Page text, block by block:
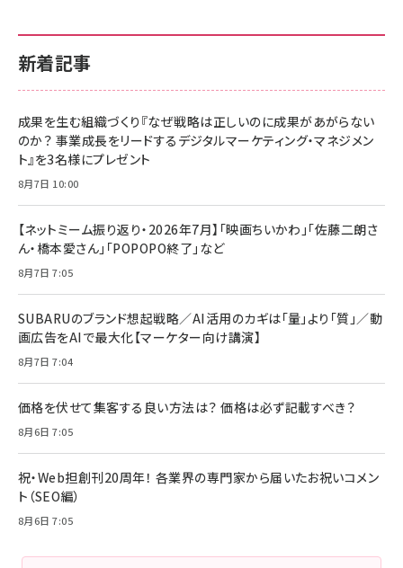
新着記事
成果を生む組織づくり『なぜ戦略は正しいのに成果があがらない
のか？ 事業成長をリードするデジタルマーケティング・マネジメン
ト』を3名様にプレゼント
8月7日 10:00
【ネットミーム振り返り・2026年7月】「映画ちいかわ」「佐藤二朗さ
ん・橋本愛さん」「POPOPO終了」など
8月7日 7:05
SUBARUのブランド想起戦略／AI活用のカギは「量」より「質」／動
画広告をAIで最大化【マーケター向け講演】
8月7日 7:04
価格を伏せて集客する良い方法は？ 価格は必ず記載すべき？
8月6日 7:05
祝・Web担創刊20周年！ 各業界の専門家から届いたお祝いコメン
ト（SEO編）
8月6日 7:05